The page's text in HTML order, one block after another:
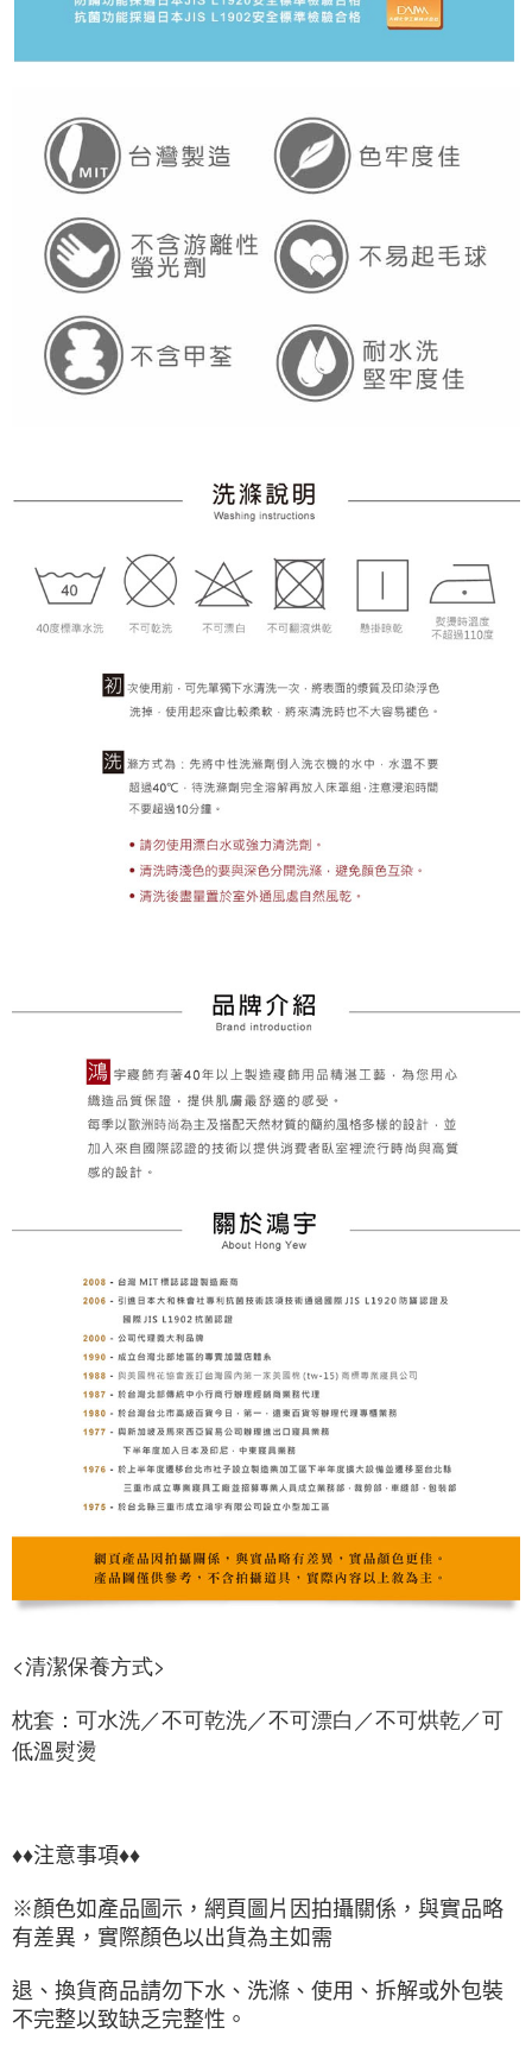
<清潔保養方式>
枕套：可水洗／不可乾洗／不可漂白／不可烘乾／可
低溫熨燙
♦♦注意事項♦♦
※顏色如產品圖示，網頁圖片因拍攝關係，與實品略
有差異，實際顏色以出貨為主如需
退、換貨商品請勿下水、洗滌、使用、拆解或外包裝
不完整以致缺乏完整性。